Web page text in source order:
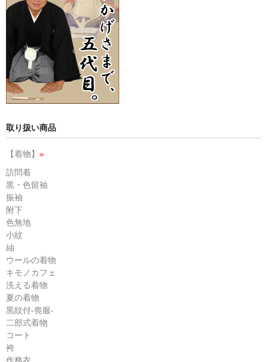
取り扱い商品
【着物】 »
訪問着
黒・色留袖
振袖
附下
色無地
小紋
紬
ウールの着物
キモノカフェ
洗える着物
夏の着物
黒紋付-喪服-
二部式着物
コート
袴